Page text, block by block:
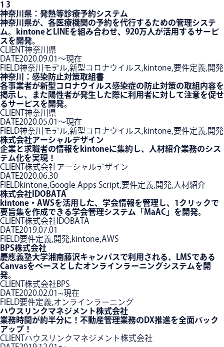
1 3
神奈川県：発熱等診療予約システム
神奈川県が、各医療機関の予約を代行するための管理システ
ム。kintoneとLINEを組み合わせ、920万人が活用するサービ
スを開発。
CLIENT神奈川県
DATE2020.09.01〜現在
FIELD神奈川モデル,新型コロナウイルス,kintone,要件定義,開発
神奈川：感染防止対策取組書
各事業者が新型コロナウイルス感染症の防止対策の取組内容を
掲示し、また陽性者が発生した際に利用者に対して注意を促せ
るサービスを開発。
CLIENT神奈川県
DATE2020.05.01〜現在
FIELD神奈川モデル,新型コロナウイルス,kintone,要件定義,開発
株式会社アーシャルデザイン
企業と求職者の情報をkintoneに集約し、人材紹介業務のシス
テム化を実現！
CLIENT株式会社アーシャルデザイン
DATE2020.06.30
FIELDkintone,Google Apps Script,要件定義,開発,人材紹介
株式会社IDOBATA
kintone・AWSを活用した、学会情報を管理し、1クリックで
要旨集を作成できる学会管理システム「MaAC」を開発。
CLIENT株式会社IDOBATA
DATE2019.07.01
FIELD要件定義,開発,kintone,AWS
BPS株式会社
慶應義塾大学湘南藤沢キャンパスで利用される、LMSである
Canvasをベースとしたオンラインラーニングシステムを開
発。
CLIENT株式会社BPS
DATE2020.02.01~現在
FIELD要件定義,オンラインラーニング
ハウスリンクマネジメント株式会社
業務時間が約半分に！不動産管理業務のDX推進を全面バック
アップ！
CLIENTハウスリンクマネジメント株式会社